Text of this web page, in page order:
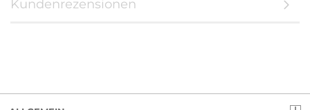
Kundenrezensionen